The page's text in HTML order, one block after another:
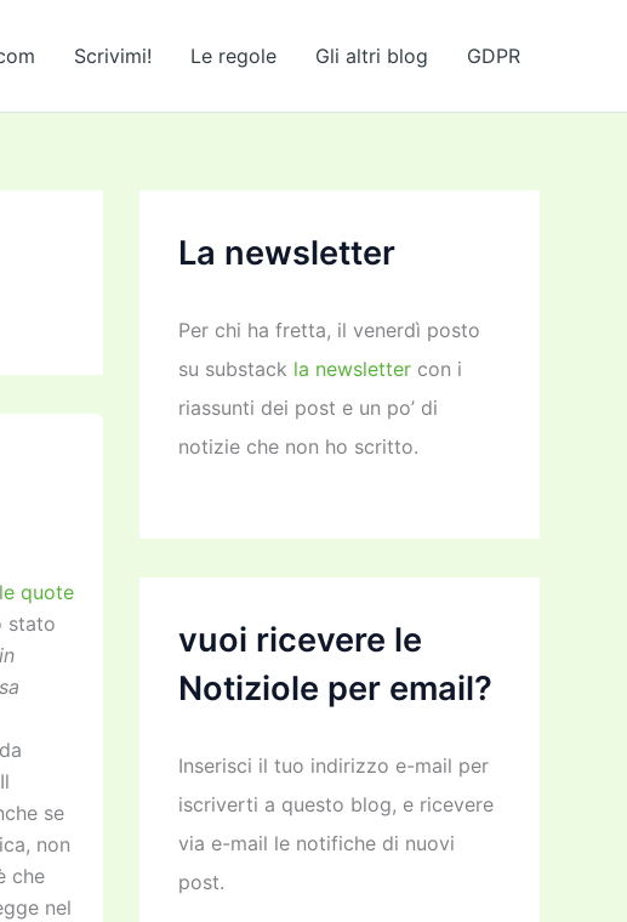
Scrivimi! Le regole Gli altri blog GDPR
quote
stato
se
non
che
nel
La newsletter
Per chi ha fretta, il venerdì posto
su substack la newsletter con i
riassunti dei post e un po’ di
notizie che non ho scritto.
vuoi ricevere le
Notiziole per email?
Inserisci il tuo indirizzo e-mail per
iscriverti a questo blog, e ricevere
via e-mail le notifiche di nuovi
post.